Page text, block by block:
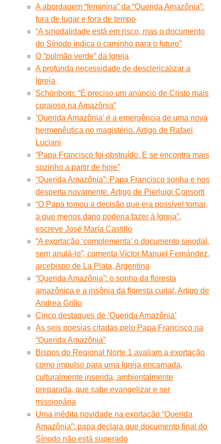
A abordagem “feminina” da “Querida Amazônia”:
fora de lugar e fora de tempo
“A sinodalidade está em risco, mas o documento
do Sínodo indica o caminho para o futuro”
O “pulmão verde” da Igreja
A profunda necessidade de desclericalizar a
Igreja
Schönborn: “É preciso um anúncio de Cristo mais
corajoso na Amazônia”
’Querida Amazônia’ é a emergência de uma nova
hermenêutica no magistério. Artigo de Rafael
Luciani
“Papa Francisco foi obstruído. E se encontra mais
sozinho a partir de hoje”
“Querida Amazônia”: Papa Francisco sonha e nos
desperta novamente. Artigo de Pierluigi Consorti
“O Papa tomou a decisão que era possível tomar,
a que menos dano poderia fazer à Igreja”,
escreve José María Castillo
“A exortação ‘complementa’ o documento sinodal,
sem anulá-lo”, comenta Víctor Manuel Fernández,
arcebispo de La Plata, Argentina
“Querida Amazônia”: o sonho da floresta
amazônica e a insônia da floresta curial. Artigo de
Andrea Grillo
Cinco destaques de ‘Querida Amazônia’
As seis poesias citadas pelo Papa Francisco na
“Querida Amazônia”
Bispos do Regional Norte 1 avaliam a exortação
como impulso para uma Igreja encarnada,
culturalmente inserida, ambientalmente
preparada, que sabe evangelizar e ser
missionária
Uma inédita novidade na exortação “Querida
Amazônia”: papa declara que documento final do
Sínodo não está superado